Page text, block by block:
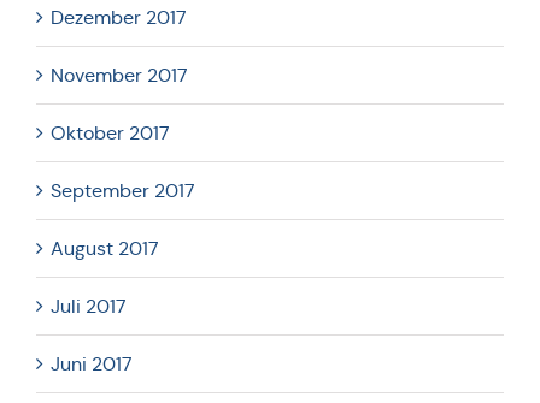
Dezember 2017
November 2017
Oktober 2017
September 2017
August 2017
Juli 2017
Juni 2017